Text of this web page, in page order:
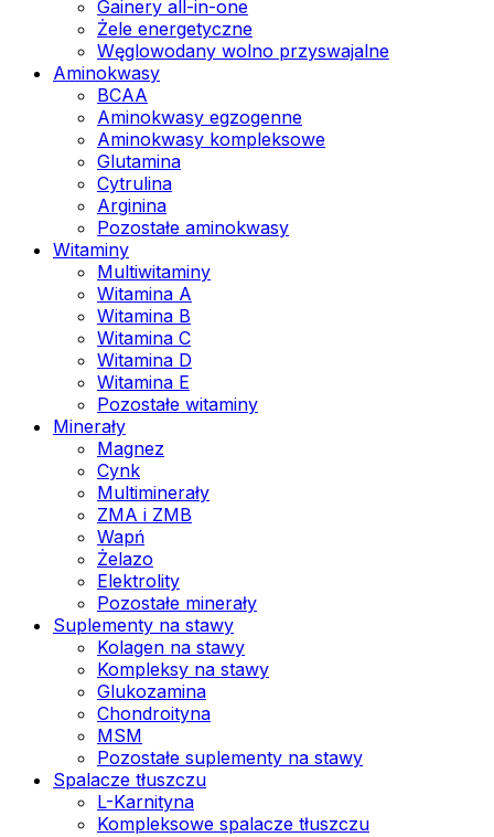
Gainery all-in-one
Żele energetyczne
Węglowodany wolno przyswajalne
Aminokwasy
BCAA
Aminokwasy egzogenne
Aminokwasy kompleksowe
Glutamina
Cytrulina
Arginina
Pozostałe aminokwasy
Witaminy
Multiwitaminy
Witamina A
Witamina B
Witamina C
Witamina D
Witamina E
Pozostałe witaminy
Minerały
Magnez
Cynk
Multiminerały
ZMA i ZMB
Wapń
Żelazo
Elektrolity
Pozostałe minerały
Suplementy na stawy
Kolagen na stawy
Kompleksy na stawy
Glukozamina
Chondroityna
MSM
Pozostałe suplementy na stawy
Spalacze tłuszczu
L-Karnityna
Kompleksowe spalacze tłuszczu